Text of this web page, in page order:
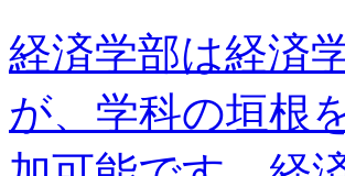
経済学部は経済
が、学科の垣根